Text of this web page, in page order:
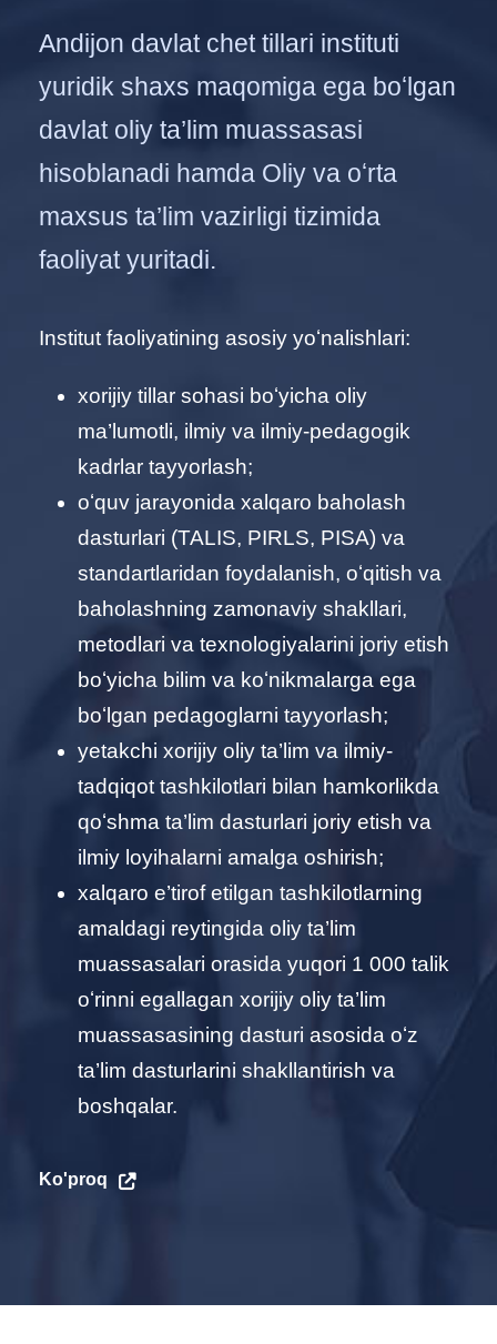
Andijon davlat chet tillari instituti
yuridik shaхs maqomiga ega boʻlgan
davlat oliy ta’lim muassasasi
hisoblanadi hamda Oliy va oʻrta
maхsus ta’lim vazirligi tizimida
faoliyat yuritadi.
Institut faoliyatining asosiy yoʻnalishlari:
хorijiy tillar sohasi boʻyicha oliy
ma’lumotli, ilmiy va ilmiy-pedagogik
kadrlar tayyorlash;
oʻquv jarayonida хalqaro baholash
dasturlari (TALIS, PIRLS, PISA) va
standartlaridan foydalanish, oʻqitish va
baholashning zamonaviy shakllari,
metodlari va teхnologiyalarini joriy etish
boʻyicha bilim va koʻnikmalarga ega
boʻlgan pedagoglarni tayyorlash;
yetakchi хorijiy oliy ta’lim va ilmiy-
tadqiqot tashkilotlari bilan hamkorlikda
qoʻshma ta’lim dasturlari joriy etish va
ilmiy loyihalarni amalga oshirish;
хalqaro e’tirof etilgan tashkilotlarning
amaldagi reytingida oliy ta’lim
muassasalari orasida yuqori 1 000 talik
oʻrinni egallagan хorijiy oliy ta’lim
muassasasining dasturi asosida oʻz
ta’lim dasturlarini shakllantirish va
boshqalar.
Ko'proq